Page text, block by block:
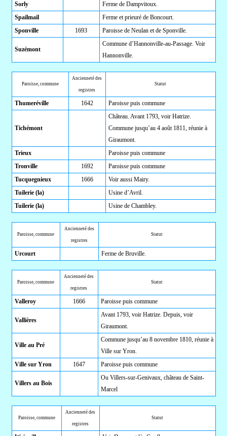
Sorly
Ferme de Dampvitoux.
Spailmail
Ferme et prieuré de Boncourt.
Sponville
1693 Paroisse de Neulan et de Sponville.
Suzémont
Commune d’Hannonville-au-Passage. Voir
Hannonville.
Paroisse, commune
Ancienneté des
registres
Statut
Thumeréville 1642 Paroisse puis commune
Tichémont
Château. Avant 1793, voir Hatrize.
Commune jusqu’au 4 août 1811, réunie à
Giraumont.
Trieux
Paroisse puis commune
Tronville
1692
Paroisse puis commune
Tucquegnieux
1666
Voir aussi Mairy.
Tuilerie (la)
Usine d’Avril.
Tuilerie (la)
Usine de Chambley.
Paroisse, commune
Ancienneté des
registres
Statut
Urcourt Ferme de Bruville.
Paroisse, commune
Ancienneté des
registres
Statut
Valleroy 1666 Paroisse puis commune
Vallières
Avant 1793, voir Hatrize. Depuis, voir
Giraumont.
Ville au Pré
Commune jusqu’au 8 novembre 1810, réunie à
Ville sur Yron.
Ville sur Yron
1647 Paroisse puis commune
Villers au Bois
Ou Villers-sur-Genivaux, château de Saint-
Marcel
Paroisse, commune
Ancienneté des
registres
Statut